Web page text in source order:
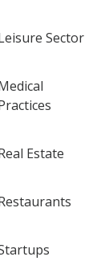
Sector
Estate